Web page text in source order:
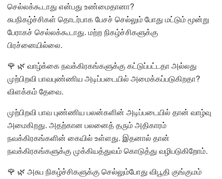
செல்லக்கூடாது என்பது உண்மைதானா?
சுபநிகழ்ச்சிகள் தொடர்பாக பேசச் செல்லும் போது மட்டும் மூன்று
பேராகச் செல்லக்கூடாது. மற்ற நிகழ்ச்சிகளுக்கு
பிரச்னையில்லை.
🌹 🌿 வாழ்க்கை நவக்கிரகங்களுக்கு கட்டுப்பட்டதா அல்லது
முற்பிறவி பாவபுண்ணிய அடிப்படையில் அமைக்கப்படுகிறதா?
விளக்கம் தேவை.
முற்பிறவி பாவ புண்ணிய பலன்களின் அடிப்படையில் தான் வாழ்வு
அமைகிறது. அதற்கான பலனைத் தரும் அதிகாரம்
நவக்கிரகங்களின் கையில் உள்ளது. இதனால் தான்
நவக்கிரகங்களுக்கு முக்கியத்துவம் கொடுத்து வழிபடுகிறோம்.
🌹 🌿 அசுப நிகழ்ச்சிகளுக்கு செல்லும்போது விபூதி குங்குமம்